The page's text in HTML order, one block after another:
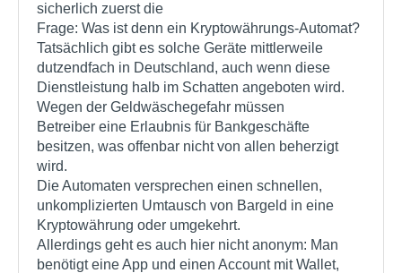
sicherlich zuerst die
Frage: Was ist denn ein Kryptowährungs-Automat?
Tatsächlich gibt es solche Geräte mittlerweile
dutzendfach in Deutschland, auch wenn diese
Dienstleistung halb im Schatten angeboten wird.
Wegen der Geldwäschegefahr müssen
Betreiber eine Erlaubnis für Bankgeschäfte
besitzen, was offenbar nicht von allen beherzigt
wird.
Die Automaten versprechen einen schnellen,
unkomplizierten Umtausch von Bargeld in eine
Kryptowährung oder umgekehrt.
Allerdings geht es auch hier nicht anonym: Man
benötigt eine App und einen Account mit Wallet,